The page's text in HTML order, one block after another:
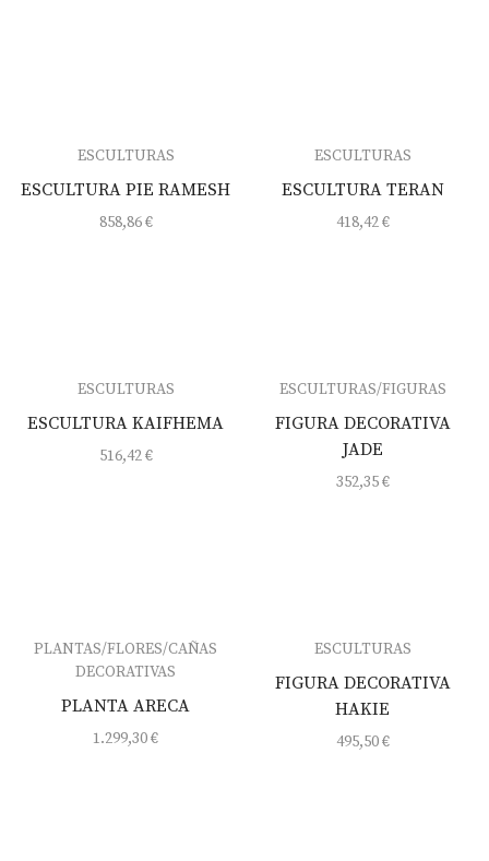
ESCULTURAS
ESCULTURA PIE RAMESH
858,86€
ESCULTURAS
ESCULTURA TERAN
418,42€
ESCULTURAS
ESCULTURA KAIFHEMA
516,42€
ESCULTURAS/FIGURAS
FIGURA DECORATIVA
JADE
352,35€
PLANTAS/FLORES/CAÑAS
DECORATIVAS
PLANTA ARECA
1.299,30€
ESCULTURAS
FIGURA DECORATIVA
HAKIE
495,50€